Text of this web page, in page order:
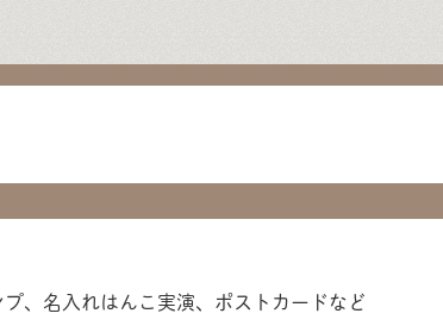
プ、名入れはんこ実演、ポストカードなど